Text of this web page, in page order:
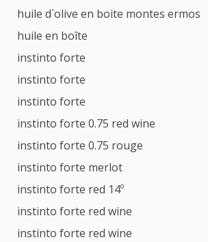
huile d´olive en boite montes ermos
huile en boîte
instinto forte
instinto forte
instinto forte
instinto forte 0.75 red wine
instinto forte 0.75 rouge
instinto forte merlot
instinto forte red 14º
instinto forte red wine
instinto forte red wine